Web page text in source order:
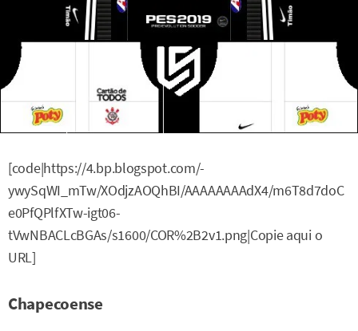
[code|https://4.bp.blogspot.com/-
ywySqWI_mTw/XOdjzAOQhBI/AAAAAAAAdX4/m6T8d7doC
e0PfQPlfXTw-igt06-
tVwNBACLcBGAs/s1600/COR%2B2v1.png|Copie aqui o
URL]
Chapecoense